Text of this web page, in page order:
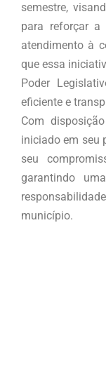
semestre,
para reforçar a
atendimento à
que essa
Poder
eficiente e
Com
iniciado em seu
seu
garantindo
município.